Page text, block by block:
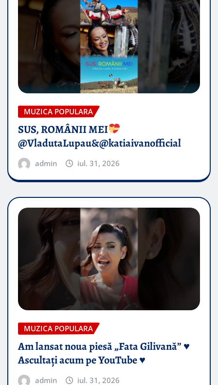
MUZICA POPULARA
SUS, ROMÂNII MEI
@VladutaLupau&@katiaivanofficial
admin iul. 31, 2026
MUZICA POPULARA
Am lansat noua piesă „Fata Gilivană” ♥️
Ascultați acum pe YouTube ♥️
admin iul. 31, 2026